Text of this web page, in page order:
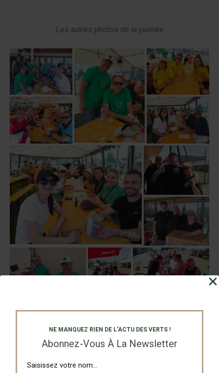
NE MANQUEZ RIEN DE L'ACTU DES VERTS !
Abonnez-Vous À La Newsletter
Les autres photos de la journée